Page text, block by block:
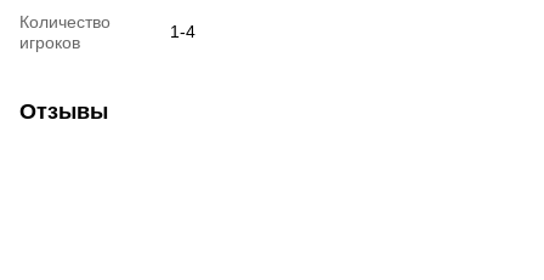
Количество
игроков
1-4
Отзывы